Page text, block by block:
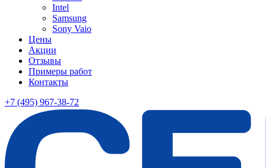
Intel
Samsung
Sony Vaio
Цены
Акции
Отзывы
Примеры работ
Контакты
+7 (495) 967-38-72